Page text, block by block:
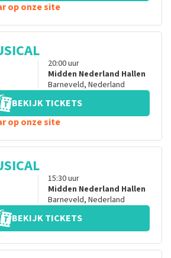
op onze site
20:00uur
Midden Nederland Hallen
Barneveld, Nederland
BEKIJK TICKETS
op onze site
15:30uur
Midden Nederland Hallen
Barneveld, Nederland
BEKIJK TICKETS